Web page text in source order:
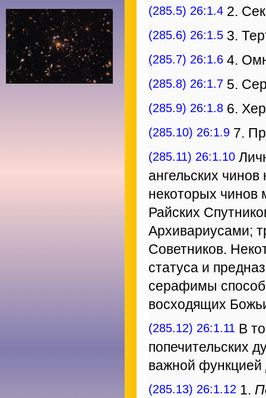
(285.5) 26:1.4 2.
(285.6) 26:1.5 3.
(285.7) 26:1.6 4.
(285.8) 26:1.7 5.
(285.9) 26:1.8 6.
(285.10) 26:1.9 7.
(285.11) 26:1.10
ангельских
некоторых чинов
Райских
Архивариусами;
Советников.
статуса и
серафимы
восходящих
(285.12) 26:1.11 В
попечительских
важной функцией
(285.13) 26:1.12 1.